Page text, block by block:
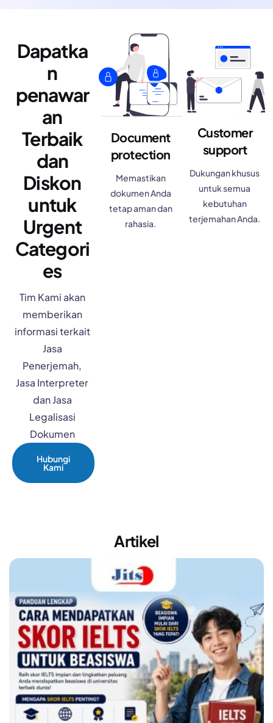
Dapatka
n
penawar
an
Terbaik
dan
Diskon
untuk
Urgent
Categori
es
Tim Kami akan
memberikan
informasi terkait
Jasa
Penerjemah,
Jasa Interpreter
dan Jasa
Legalisasi
Dokumen
Hubungi
Kami
Document
protection
Memastikan
dokumen Anda
tetap aman dan
rahasia.
Customer
support
Dukungan khusus
untuk semua
kebutuhan
terjemahan Anda.
Artikel